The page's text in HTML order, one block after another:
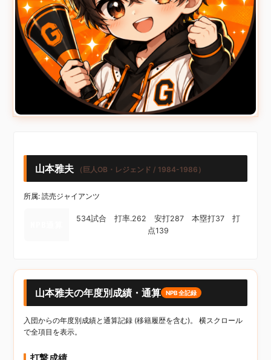
山本雅夫 （巨人OB・レジェンド / 1984-1986）
所属: 読売ジャイアンツ
534試合 打率.262 安打287 本塁打37 打
点139
山本雅夫の年度別成績・通算 NPB全記録
入団からの年度別成績と通算記録 (移籍履歴を含む)。 横スクロール
で全項目を表示。